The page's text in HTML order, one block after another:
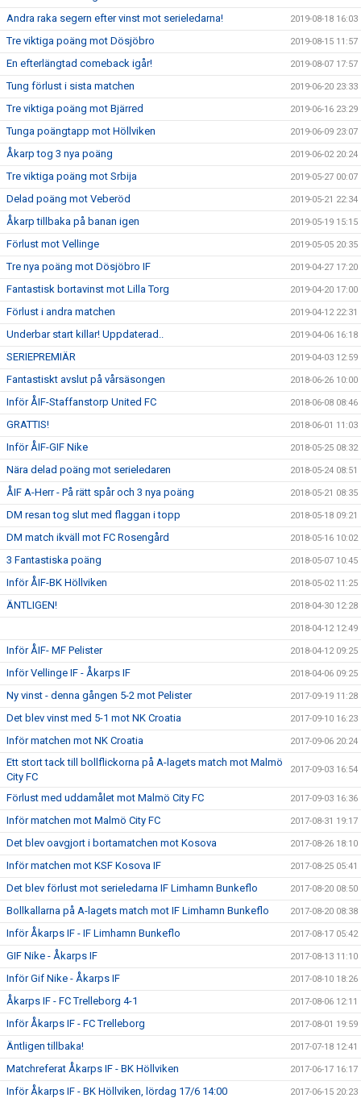
Andra raka segern efter vinst mot serieledarna! 2019-08-18 16:03
Tre viktiga poäng mot Dösjöbro 2019-08-15 11:57
En efterlängtad comeback igår! 2019-08-07 17:57
Tung förlust i sista matchen 2019-06-20 23:33
Tre viktiga poäng mot Bjärred 2019-06-16 23:29
Tunga poängtapp mot Höllviken 2019-06-09 23:07
Åkarp tog 3 nya poäng 2019-06-02 20:24
Tre viktiga poäng mot Srbija 2019-05-27 00:07
Delad poäng mot Veberöd 2019-05-21 22:34
Åkarp tillbaka på banan igen 2019-05-19 15:15
Förlust mot Vellinge 2019-05-05 20:35
Tre nya poäng mot Dösjöbro IF 2019-04-27 17:20
Fantastisk bortavinst mot Lilla Torg 2019-04-20 17:00
Förlust i andra matchen 2019-04-12 22:31
Underbar start killar! Uppdaterad.. 2019-04-06 16:18
SERIEPREMIÄR 2019-04-03 12:59
Fantastiskt avslut på vårsäsongen 2018-06-26 10:00
Inför ÅIF-Staffanstorp United FC 2018-06-08 08:46
GRATTIS! 2018-06-01 11:03
Inför ÅIF-GIF Nike 2018-05-25 08:32
Nära delad poäng mot serieledaren 2018-05-24 08:51
ÅIF A-Herr - På rätt spår och 3 nya poäng 2018-05-21 08:35
DM resan tog slut med flaggan i topp 2018-05-18 09:21
DM match ikväll mot FC Rosengård 2018-05-16 10:02
3 Fantastiska poäng 2018-05-07 10:45
Inför ÅIF-BK Höllviken 2018-05-02 11:25
ÄNTLIGEN! 2018-04-30 12:28
2018-04-12 12:49
Inför ÅIF- MF Pelister 2018-04-12 09:25
Inför Vellinge IF - Åkarps IF 2018-04-06 09:25
Ny vinst - denna gången 5-2 mot Pelister 2017-09-19 11:28
Det blev vinst med 5-1 mot NK Croatia 2017-09-10 16:23
Inför matchen mot NK Croatia 2017-09-06 20:24
Ett stort tack till bollflickorna på A-lagets match mot Malmö
City FC
2017-09-03 16:54
Förlust med uddamålet mot Malmö City FC 2017-09-03 16:36
Inför matchen mot Malmö City FC 2017-08-31 19:17
Det blev oavgjort i bortamatchen mot Kosova 2017-08-26 18:10
Inför matchen mot KSF Kosova IF 2017-08-25 05:41
Det blev förlust mot serieledarna IF Limhamn Bunkeflo 2017-08-20 08:50
Bollkallarna på A-lagets match mot IF Limhamn Bunkeflo 2017-08-20 08:38
Inför Åkarps IF - IF Limhamn Bunkeflo 2017-08-17 05:42
GIF Nike - Åkarps IF 2017-08-13 11:10
Inför Gif Nike - Åkarps IF 2017-08-10 18:26
Åkarps IF - FC Trelleborg 4-1 2017-08-06 12:11
Inför Åkarps IF - FC Trelleborg 2017-08-01 19:59
Äntligen tillbaka! 2017-07-18 12:41
Matchreferat Åkarps IF - BK Höllviken 2017-06-17 16:17
Inför Åkarps IF - BK Höllviken, lördag 17/6 14:00 2017-06-15 20:23